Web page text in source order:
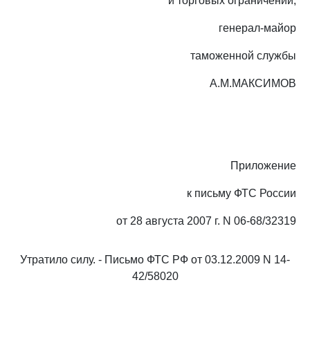
генерал-майор
таможенной службы
А.М.МАКСИМОВ
Приложение
к письму ФТС России
от 28 августа 2007 г. N 06-68/32319
Утратило силу. - Письмо ФТС РФ от 03.12.2009 N 14-
42/58020